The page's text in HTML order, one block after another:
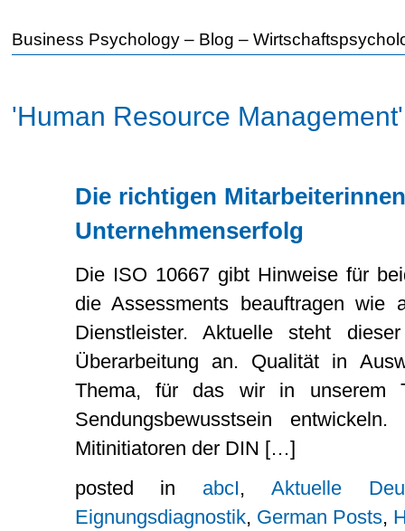
Business Psychology – Blog –
'Human Resource
Die richtigen
Unternehmenserfolg
Die ISO 10667 gibt Hinweise für
die Assessments beauftragen wie
Dienstleister. Aktuelle steht
Überarbeitung an. Qualität in
Thema, für das wir in unserem
Sendungsbewusstsein
Mitinitiatoren der DIN […]
posted in abcI,Aktuelle
Eignungsdiagnostik, German Posts,